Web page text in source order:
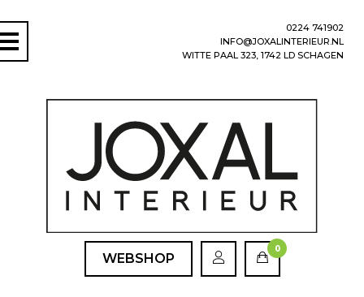
0224 741902
INFO@JOXALINTERIEUR.NL
WITTE PAAL 323, 1742 LD SCHAGEN
WEBSHOP
0